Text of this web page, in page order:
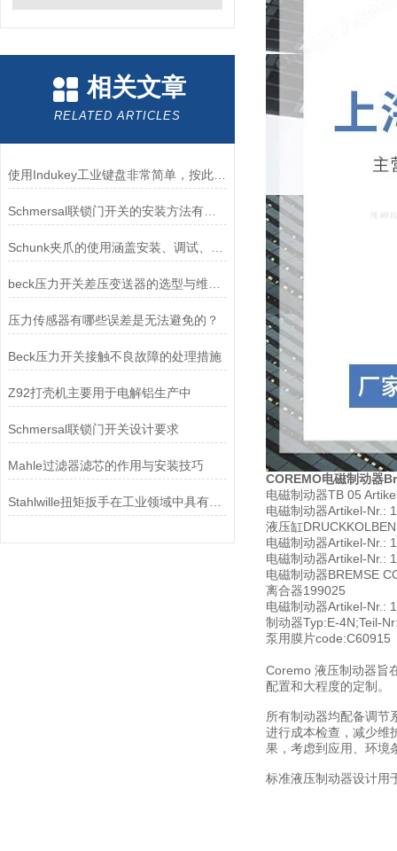
相关文章
RELATED ARTICLES
使用Indukey工业键盘非常简单，按此步骤即可
Schmersal联锁门开关的安装方法有哪些？
压力传感器有哪些误差是无法避免的？
Beck压力开关接触不良故障的处理措施
Z92打壳机主要用于电解铝生产中
Schmersal联锁门开关设计要求
Mahle过滤器滤芯的作用与安装技巧
Stahlwille扭矩扳手在工业领域中具有重要的作用
COREMO电磁制动器
电磁制动器TB 05
电磁制动器Artikel-Nr.:
液压缸
电磁制动器Artikel-Nr.:
电磁制动器Artikel-Nr.:
电磁制动器BREMSE
离合器199025
电磁制动器Artikel-Nr.:
制动器Typ:E-4N;Teil-
泵用膜片code:C60915
Coremo 液压制动器旨
配置和大程度的定制。
所有制动器均配备调节
进行成本检查，减少维
果，考虑到应用、环境
标准液压制动器设计用